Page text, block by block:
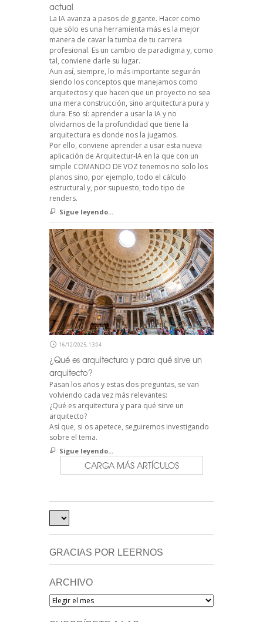
actual
La IA avanza a pasos de gigante. Hacer como
que sólo es una herramienta más es la mejor
manera de cavar la tumba de tu carrera
profesional. Es un cambio de paradigma y, como
tal, conviene darle su lugar.
Aun así, siempre, lo más importante seguirán
siendo los conceptos que manejamos como
arquitectos y que hacen que un proyecto no sea
una mera construcción, sino arquitectura pura y
dura. Eso sí: aprender a usar la IA y no
olvidarnos de la profundidad que tiene la
arquitectura es donde nos la jugamos.
Por ello, conviene aprender a usar esta nueva
aplicación de Arquitectur-IA en la que con un
simple COMANDO DE VOZ tenemos no solo los
planos sino, por ejemplo, todo el cálculo
estructural y, por supuesto, todo tipo de
renders.
Sigue leyendo...
16/12/2025, 13:04
¿Qué es arquitectura y para qué sirve un
arquitecto?
Pasan los años y estas dos preguntas, se van
volviendo cada vez más relevantes:
¿Qué es arquitectura y para qué sirve un
arquitecto?
Así que, si os apetece, seguiremos investigando
sobre el tema.
Sigue leyendo...
CARGA MÁS ARTÍCULOS
GRACIAS POR LEERNOS
ARCHIVO
Archivo